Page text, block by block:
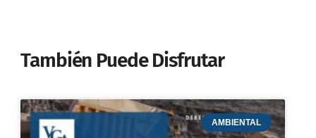
También Puede Disfrutar
AMBIENTAL